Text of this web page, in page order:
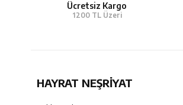
Ücretsiz Kargo
1200 TL Üzeri
HAYRAT NEŞRIYAT